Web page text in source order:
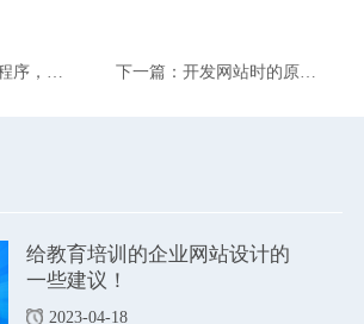
序，公
下一篇：开发网站时的原型
给教育培训的企业网站设计的
一些建议！
2023-04-18